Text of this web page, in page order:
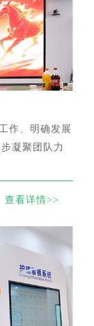
作、明确发展
凝聚团队力
查看详情>>